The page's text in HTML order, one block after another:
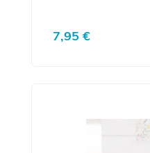
Regulärer Preis:
7,95 €